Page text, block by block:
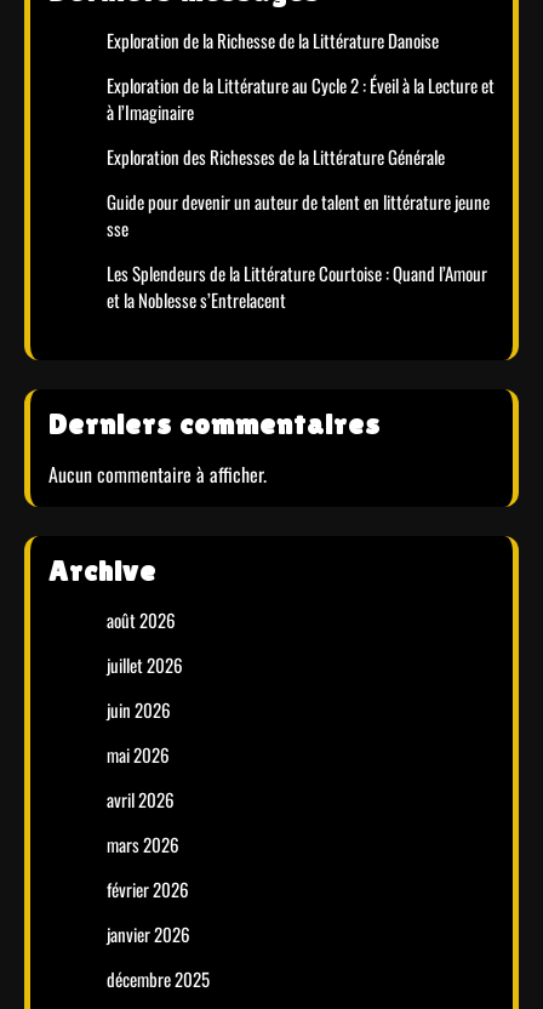
Exploration de la Richesse de la Littérature Danoise
Exploration de la Littérature au Cycle 2 : Éveil à la Lecture et
à l’Imaginaire
Exploration des Richesses de la Littérature Générale
Guide pour devenir un auteur de talent en littérature jeune
sse
Les Splendeurs de la Littérature Courtoise : Quand l’Amour
et la Noblesse s’Entrelacent
Derniers commentaires
Aucun commentaire à afficher.
Archive
août 2026
juillet 2026
juin 2026
mai 2026
avril 2026
mars 2026
février 2026
janvier 2026
décembre 2025